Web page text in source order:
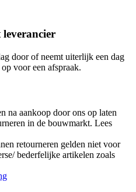
leverancier
door of neemt uiterlijk een dag
voor een afspraak.
na aankoop door ons op laten
in de bouwmarkt. Lees
retourneren gelden niet voor
bederfelijke artikelen zoals